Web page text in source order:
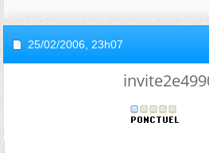
25/02/2006, 23h07